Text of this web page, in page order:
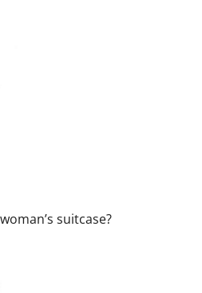
suitcase?